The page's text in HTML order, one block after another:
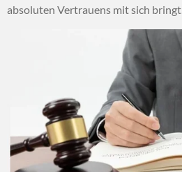
absoluten Vertrauens mit sich bringt.